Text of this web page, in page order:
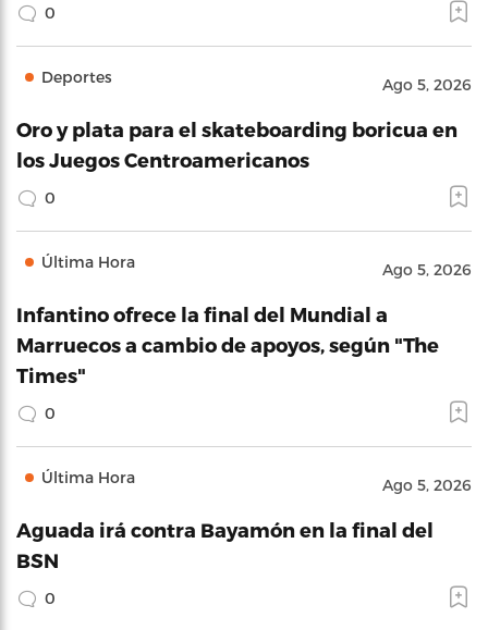
0
Deportes Ago 5, 2026
Oro y plata para el skateboarding boricua en
los Juegos Centroamericanos
0
Última Hora Ago 5, 2026
Infantino ofrece la final del Mundial a
Marruecos a cambio de apoyos, según "The
Times"
0
Última Hora Ago 5, 2026
Aguada irá contra Bayamón en la final del
BSN
0